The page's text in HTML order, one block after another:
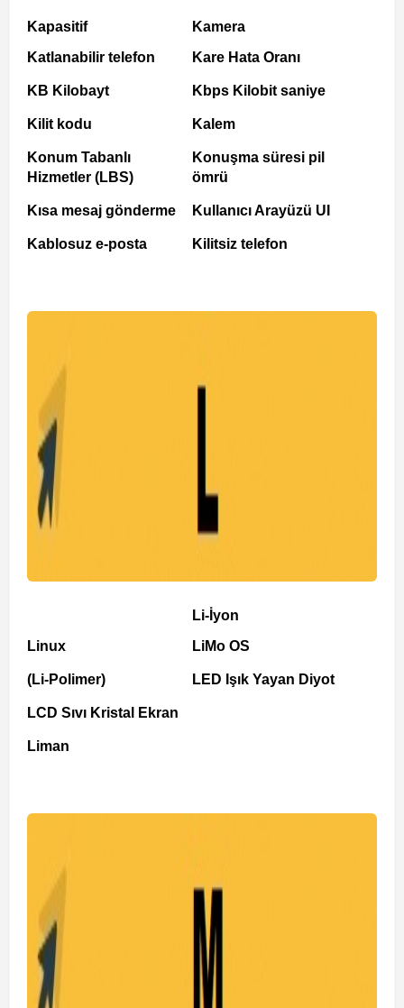
Kapasitif
Katlanabilir telefon
KB Kilobayt
Kilit kodu
Konum Tabanlı
Hizmetler (LBS)
Kısa mesaj gönderme
Kablosuz e-posta
Kamera
Kare Hata Oranı
Kbps Kilobit saniye
Kalem
Konuşma süresi pil
ömrü
Kullanıcı Arayüzü UI
Kilitsiz telefon
Linux
(Li-Polimer)
LCD Sıvı Kristal Ekran
Liman
Li-İyon
LiMo OS
LED Işık Yayan Diyot